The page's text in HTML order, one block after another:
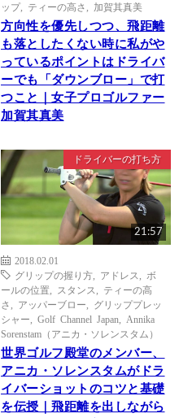
ップ, ティーの高さ 加賀其真美
方向性を優先しつつ、飛距離
も落としたくない時に私がや
っているポイントはドライバ
ーでも「ダウンブロー」で打
つこと｜女子プロゴルファー
加賀其真美
ドライバーの打ち方
21:57
2018.02.01
グリップの握り方
アドレス
ボ
ールの位置
スタンス
ティーの高
さ
アッパーブロー
グリッププレッ
シャー
Golf Channel Japan
Annika
Sorenstam（アニカ・ソレンスタム）
世界ゴルフ殿堂のメンバー、
アニカ・ソレンスタムがドラ
イバーショットのコツと基礎
を伝授｜飛距離を出しながら